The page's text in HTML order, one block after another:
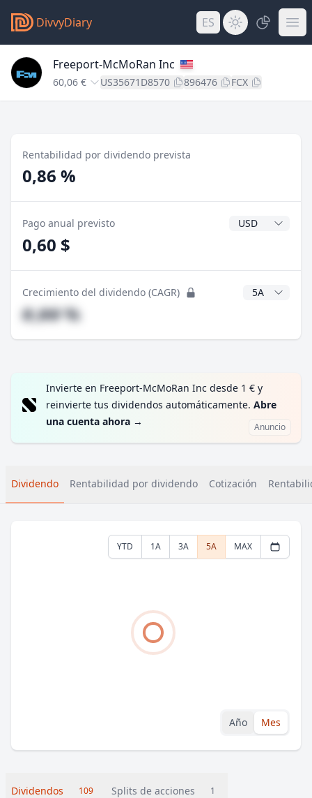
DivvyDiary ES
Freeport-McMoRan Inc
60,06 € US35671D8570 896476 FCX
Rentabilidad por dividendo prevista
0,86 %
Pago anual previsto Divisa del
0,60 $
Crecimiento del dividendo (CAGR) Años CAGR
#,## %
Invierte en Freeport-McMoRan Inc desde 1 € y
reinvierte tus dividendos automáticamente. Abre
una cuenta ahora → Anuncio
Dividendo Rentabilidad por dividendo Cotización
YTD 1A 3A 5A MAX
Año Mes
Dividendos 109 Splits de acciones 1